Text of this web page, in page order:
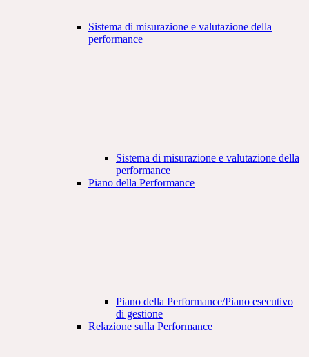
Sistema di misurazione e valutazione della
performance
Sistema di misurazione e valutazione della
performance
Piano della Performance
Piano della Performance/Piano esecutivo
di gestione
Relazione sulla Performance